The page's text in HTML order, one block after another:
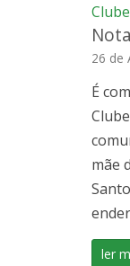
Clube
26 de
É
mãe
ler